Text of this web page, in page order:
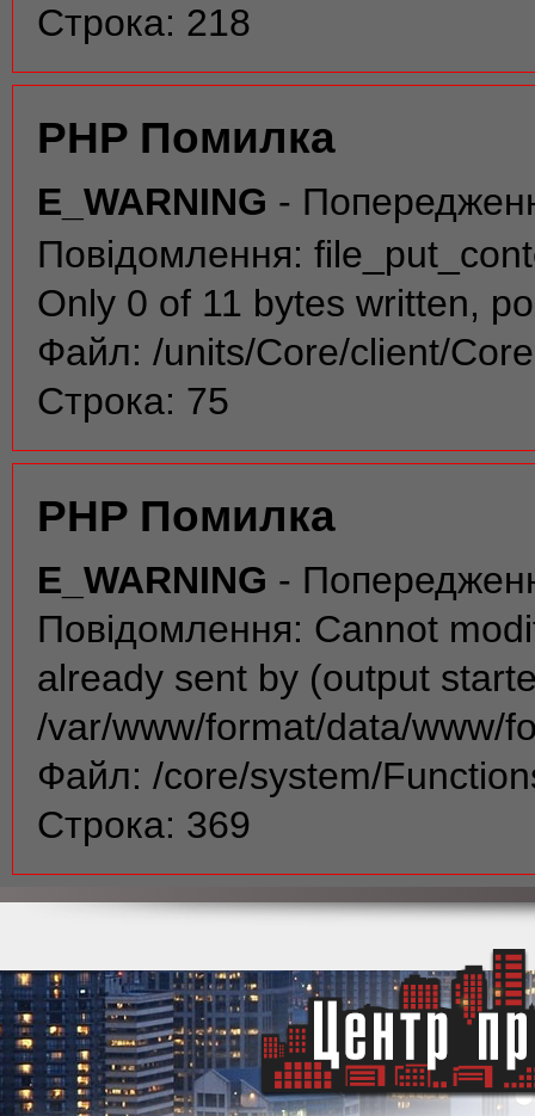
Строка: 218
PHP Помилка
E_WARNING -
Повідомлення:
Only 0 of 11 bytes written,
Файл: /units/Core/client/
Строка: 75
PHP Помилка
E_WARNING -
Повідомлення: Cannot
already sent by (output
/var/www/format/data/www/
Файл: /core/system/
Строка: 369